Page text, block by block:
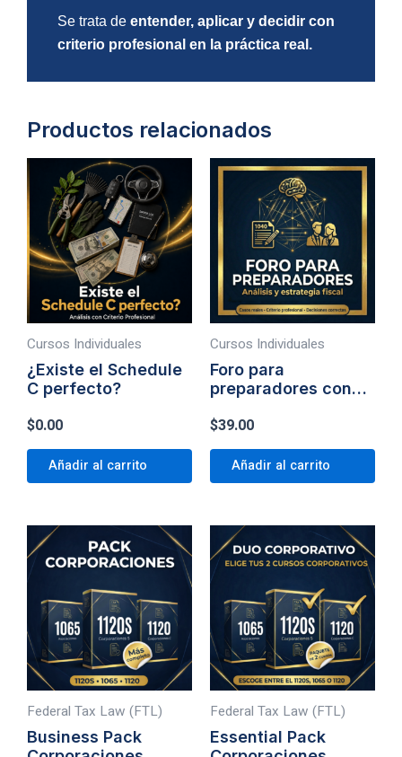
Se trata de entender, aplicar y decidir con
criterio profesional en la práctica real.
Productos relacionados
Cursos Individuales
¿Existe el Schedule
C perfecto?
$0.00
Añadir al carrito
Cursos Individuales
Foro para
preparadores con
$39.00
Añadir al carrito
Federal Tax Law (FTL)
Business Pack
Federal Tax Law (FTL)
Essential Pack
Este
producto
tiene
múltiples
variantes.
Las
opciones
se
pueden